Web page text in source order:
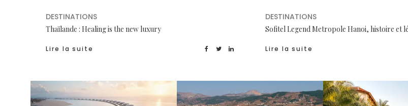
DESTINATIONS
Thaïlande : Healing is the new luxury
Lire la suite
DESTINATIONS
Sofitel Legend Metropole Hanoi, histoire et
Lire la suite